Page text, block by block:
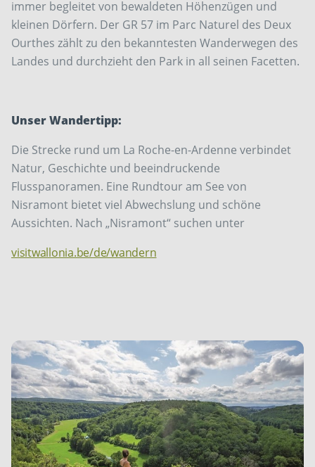
immer begleitet von bewaldeten Höhen­zügen und
kleinen Dörfern. Der GR 57 im Parc Naturel des Deux
Ourthes zählt zu den bekanntesten Wanderwegen des
Landes und durchzieht den Park in all seinen Facetten.
Unser Wandertipp:
Die Strecke rund um La Roche-en-Ardenne verbindet
Natur, Geschichte und beeindruckende
Flusspanoramen. Eine Rundtour am See von
Nisramont bietet viel Abwechslung und schöne
Aussichten. Nach „Nisramont“ suchen unter
visitwallonia.be/de/wandern